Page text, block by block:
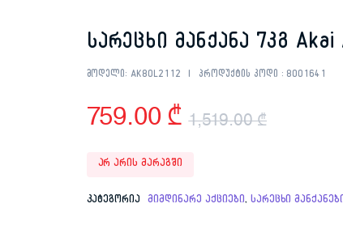
სარეცხი მანქანა 7კგ Akai
მოდელი: AK80L2112 პროდუქტის კოდი : 8001641
1,519.00₾
price
759.00 ₾
price
არ არის მარაგში
კატეგორია მიმდინარე აქციები, სარეცხი